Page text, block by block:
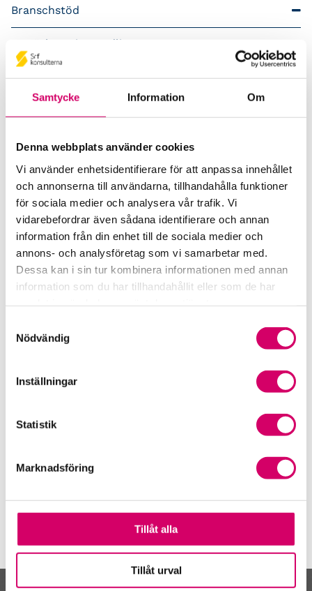
Samtycke Information Om
Denna webbplats använder cookies
Vi använder enhetsidentifierare för att anpassa innehållet
och annonserna till användarna, tillhandahålla funktioner
för sociala medier och analysera vår trafik. Vi
vidarebefordrar även sådana identifierare och annan
information från din enhet till de sociala medier och
annons- och analysföretag som vi samarbetar med.
Dessa kan i sin tur kombinera informationen med annan
information som du har tillhandahållit eller som de har
Nödvändig
Inställningar
Statistik
Marknadsföring
Tillåt alla
Tillåt urval
Branschstöd
Förkortningsordlista
Kommunikationsstöd – Snacka lön
Lönepodden
Rådgivning i redovisningsbranschen
Srf Uttalanden och vägledningar
Viktiga dagar till din kalender
Kalendarium
Viktiga branschfrågor
Karriär för lönekonsulter
Karriär för redovisningskonsulter
Validera lönekurser – för utbildningsleverantörer
Våra event och temadagar